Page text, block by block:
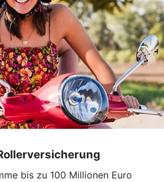
bis zu 100 Millionen Euro